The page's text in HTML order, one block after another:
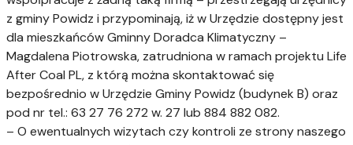
z gminy Powidz i przypominają, iż w Urzędzie dostępny jest
dla mieszkańców Gminny Doradca Klimatyczny –
Magdalena Piotrowska, zatrudniona w ramach projektu Life
After Coal PL, z którą można skontaktować się
bezpośrednio w Urzędzie Gminy Powidz (budynek B) oraz
pod nr tel.: 63 27 76 272 w. 27 lub 884 882 082.
– O ewentualnych wizytach czy kontroli ze strony naszego